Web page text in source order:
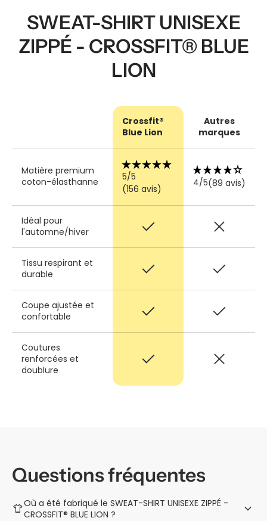
SWEAT-SHIRT UNISEXE
ZIPPÉ - CROSSFIT® BLUE
LION
Crossfit®
Blue Lion
Autres
marques
Matière premium
coton-élasthanne
star_ratestar_ratestar_ratestar_ratestar_rate
5/5
(156 avis)
star_ratestar_ratestar_ratestar_ratestar_rate
4/5(89 avis)
Idéal pour
l'automne/hiver
check close
Tissu respirant et
durable
check check
Coupe ajustée et
confortable
check check
Coutures
renforcées et
doublure
check close
Questions fréquentes
apparelOù a été fabriqué le SWEAT-SHIRT UNISEXE ZIPPÉ -
CROSSFIT® BLUE LION ?
keyboard_arrow_down